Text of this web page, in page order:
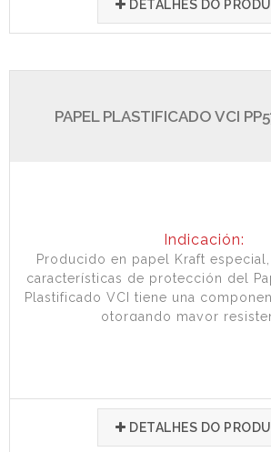
DETALHES DO
PAPEL PLASTIFICADO VCI
Indicación:
Producido en papel Kraft
características de protección del
Plastificado VCI tiene una
otorgando mayor
DETALHES DO